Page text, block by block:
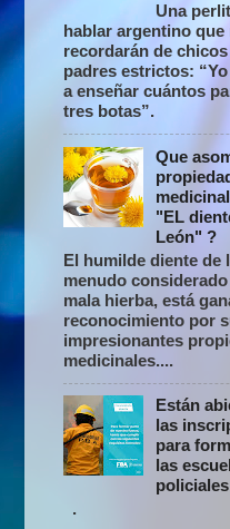
Una
hablar argentino que
recordarán de
padres estrictos:
a enseñar cuántos
tres botas”.
Que
"EL
León" ?
El humilde diente de
menudo
mala hierba, está
reconocimiento por
impresionantes
medicinales....
Están
las
para
las
policiales
.